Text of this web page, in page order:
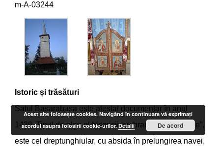
m-A-03244
Istoric și trăsături
Satul Basarabasa este atestat documentar în anul
1439. Tipul de plan al bisericii, cu hramul „Sf. Nicolae”,
este cel dreptunghiular, cu absida în prelungirea navei,
Acest site foloseşte cookies. Navigând în continuare vă exprimaţi
acordul asupra folosirii cookie-urilor.Detalii De acord